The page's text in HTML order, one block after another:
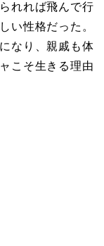
れれば飛んで行
い性格だった。
なり、親戚も体
こそ生きる理由